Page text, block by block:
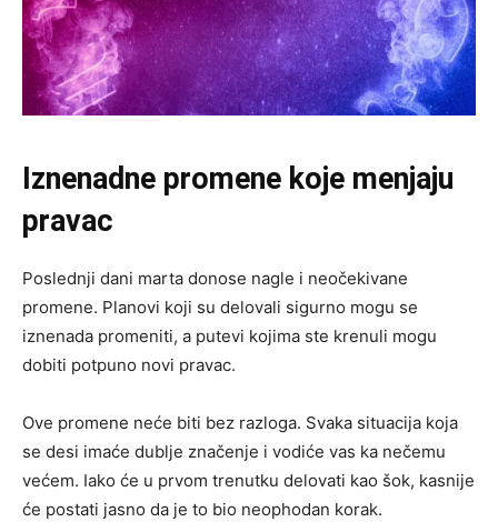
Iznenadne promene koje menjaju
pravac
Poslednji dani marta donose nagle i neočekivane
promene. Planovi koji su delovali sigurno mogu se
iznenada promeniti, a putevi kojima ste krenuli mogu
dobiti potpuno novi pravac.
Ove promene neće biti bez razloga. Svaka situacija koja
se desi imaće dublje značenje i vodiće vas ka nečemu
većem. Iako će u prvom trenutku delovati kao šok, kasnije
će postati jasno da je to bio neophodan korak.